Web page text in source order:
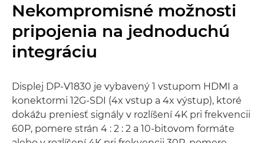
Nekompromisné možnosti
pripojenia na jednoduchú
integráciu
Displej DP-V1830 je vybavený 1 vstupom HDMI a
konektormi 12G-SDI (4x vstup a 4x výstup), ktoré
dokážu preniesť signály v rozlíšení 4K pri frekvencii
60P, pomere strán 4 : 2 : 2 a 10-bitovom formáte